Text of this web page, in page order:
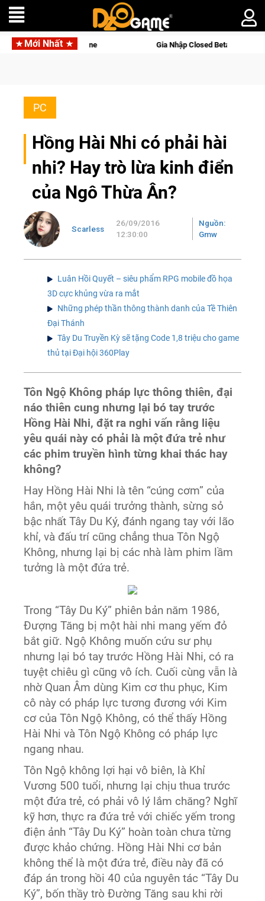
Mới Nhất
Online Gia Nhập Closed Beta Norse Saga: Cửu Giới Thức
PC
Hồng Hài Nhi có phải hài
nhi? Hay trò lừa kinh điển
của Ngô Thừa Ân?
Scarless
26/09/2016
12:30:00
Nguồn:
Gmw
Luân Hồi Quyết – siêu phẩm RPG mobile đồ họa
3D cực khủng vừa ra mắt
Những phép thần thông thành danh của Tề Thiên
Đại Thánh
Tây Du Truyền Kỳ sẽ tặng Code 1,8 triệu cho game
thủ tại Đại hội 360Play
Tôn Ngộ Không pháp lực thông thiên, đại
náo thiên cung nhưng lại bó tay trước
Hồng Hài Nhi, đặt ra nghi vấn rằng liệu
yêu quái này có phải là một đứa trẻ như
các phim truyền hình từng khai thác hay
không?
Hay Hồng Hài Nhi là tên “cúng cơm” của
hắn, một yêu quái trưởng thành, sừng sỏ
bậc nhất Tây Du Ký, đánh ngang tay với lão
khỉ, và đấu trí cũng chẳng thua Tôn Ngộ
Không, nhưng lại bị các nhà làm phim lầm
tưởng là một đứa trẻ.
Trong “Tây Du Ký” phiên bản năm 1986,
Đượng Tăng bị một hài nhi mang yếm đỏ
bắt giữ. Ngộ Không muốn cứu sư phụ
nhưng lại bó tay trước Hồng Hài Nhi, có ra
tuyệt chiêu gì cũng vô ích. Cuối cùng vẫn là
nhờ Quan Âm dùng Kim cơ thu phục, Kim
cô này có pháp lực tương đương với Kim
cơ của Tôn Ngộ Không, có thể thấy Hồng
Hài Nhi và Tôn Ngộ Không có pháp lực
ngang nhau.
Tôn Ngộ không lợi hại vô biên, là Khỉ
Vương 500 tuổi, nhưng lại chịu thua trước
một đứa trẻ, có phải vô lý lắm chăng? Nghĩ
kỹ hơn, thực ra đứa trẻ với chiếc yếm trong
điện ảnh “Tây Du Ký” hoàn toàn chưa từng
được khảo chứng. Hồng Hài Nhi cơ bản
không thể là một đứa trẻ, điều này đã có
đáp án trong hồi 40 của nguyên tác “Tây Du
Ký”, bốn thầy trò Đường Tăng sau khi rời